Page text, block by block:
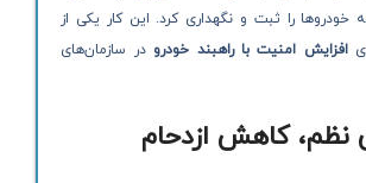
خودروها را ثبت و نگهداری کرد. این کار یکی از
افزایش امنیت با راهبند خودرو در سازمان‌های
نظم، کاهش ازدحام